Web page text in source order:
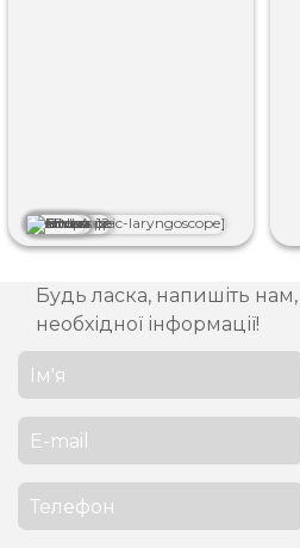
Будь ласка, напишіть
необхідної інформації!